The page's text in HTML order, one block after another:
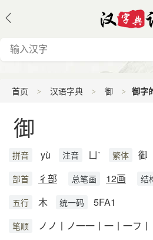
首页 汉语字典 御 御字
御
拼音 yù 注音 ㄩˋ 繁体 御
部首 彳部 总笔画 12画 结
五行 木 统一码 5FA1
笔顺 ノノ丨ノ一一丨一丨一フ丨